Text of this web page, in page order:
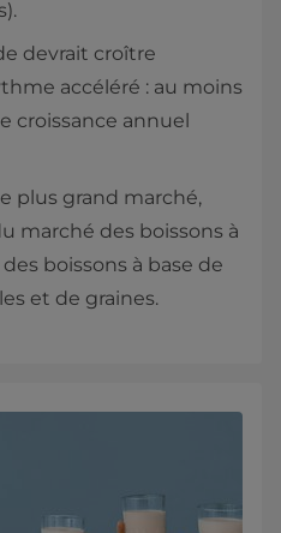
devrait croître
accéléré : au moins
croissance annuel
plus grand marché,
marché des boissons à
boissons à base de
et de graines.